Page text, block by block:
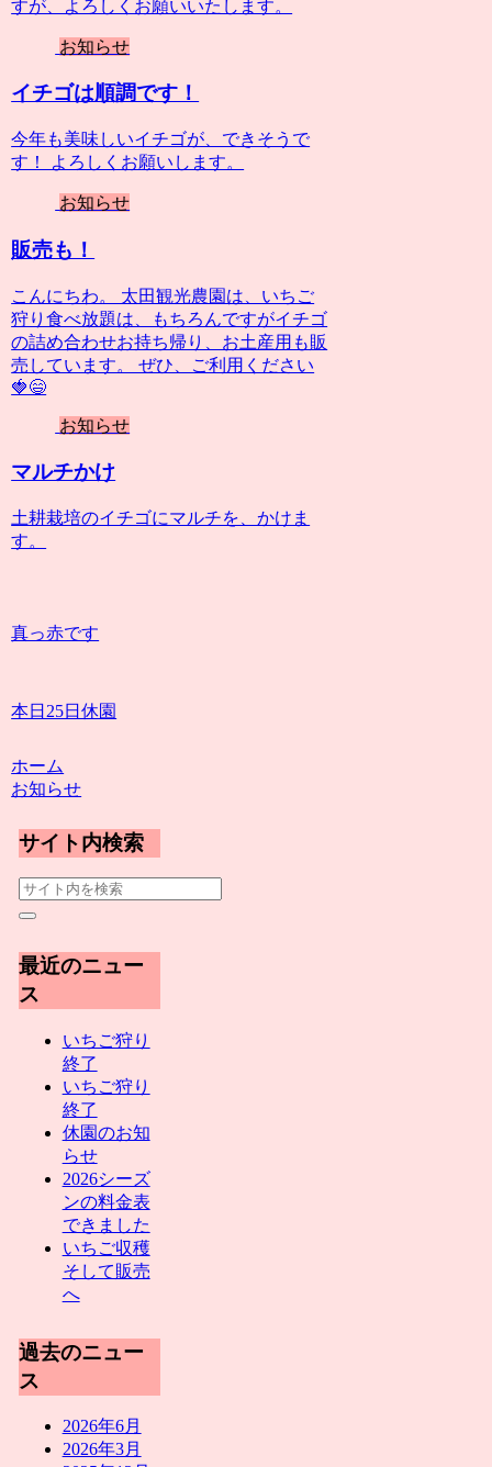
すが、よろしくお願いいたします。
お知らせ
イチゴは順調です！
今年も美味しいイチゴが、できそうで
す！ よろしくお願いします。
お知らせ
販売も！
こんにちわ。 太田観光農園は、いちご
狩り食べ放題は、もちろんですがイチゴ
の詰め合わせお持ち帰り、お土産用も販
売しています。 ぜひ、ご利用ください
🍓😄
お知らせ
マルチかけ
土耕栽培のイチゴにマルチを、かけま
す。
真っ赤です
本日25日休園
ホーム
お知らせ
サイト内検索
最近のニュー
ス
いちご狩り
終了
いちご狩り
終了
休園のお知
らせ
2026シーズ
ンの料金表
できました
いちご収穫
そして販売
へ
過去のニュー
ス
2026年6月
2026年3月